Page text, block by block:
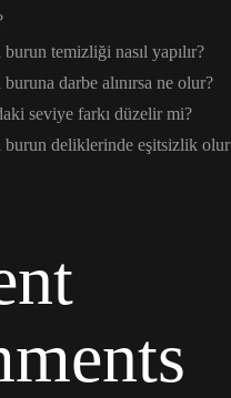
temizliği nasıl yapılır?
darbe alınırsa ne olur?
seviye farkı düzelir mi?
burun deliklerinde eşitsizlik olur